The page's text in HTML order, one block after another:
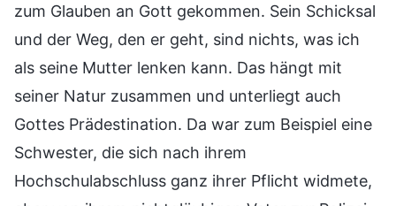
zum Glauben an Gott gekommen. Sein Schicksal
und der Weg, den er geht, sind nichts, was ich
als seine Mutter lenken kann. Das hängt mit
seiner Natur zusammen und unterliegt auch
Gottes Prädestination. Da war zum Beispiel eine
Schwester, die sich nach ihrem
Hochschulabschluss ganz ihrer Pflicht widmete,